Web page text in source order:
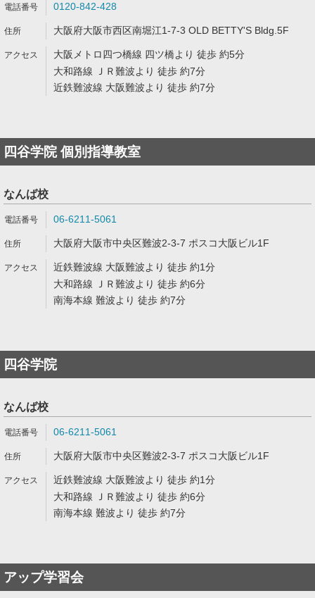
0120-842-428
大阪府大阪市西区南堀江1-7-3 OLD BETTY'S Bldg.5F
大阪メトロ四つ橋線 四ツ橋より 徒歩 約5分
大和路線 ＪＲ難波より 徒歩 約7分
近鉄難波線 大阪難波より 徒歩 約7分
四谷学院 個別指導教室
なんば校
06-6211-5061
大阪府大阪市中央区難波2-3-7 ポスコ大阪ビル1F
近鉄難波線 大阪難波より 徒歩 約1分
大和路線 ＪＲ難波より 徒歩 約6分
南海本線 難波より 徒歩 約7分
四谷学院
なんば校
06-6211-5061
大阪府大阪市中央区難波2-3-7 ポスコ大阪ビル1F
近鉄難波線 大阪難波より 徒歩 約1分
大和路線 ＪＲ難波より 徒歩 約6分
南海本線 難波より 徒歩 約7分
アップ学習会